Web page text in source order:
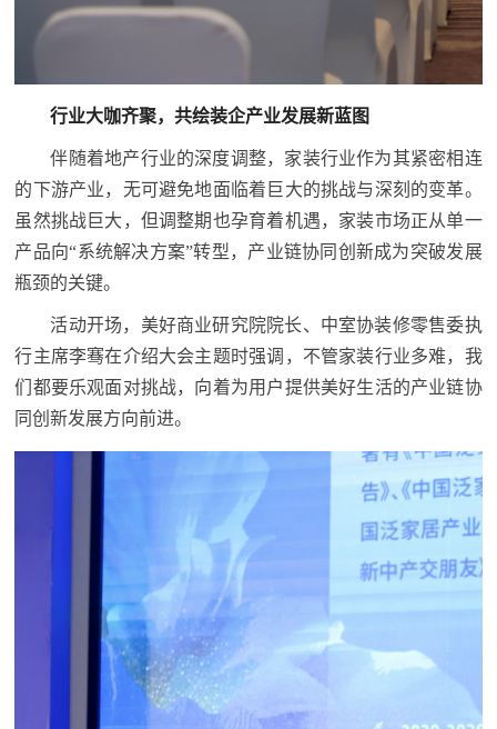
行业大咖齐聚，共绘装企产业发展新蓝图
伴随着地产行业的深度调整，家装行业作为其紧密相连
的下游产业，无可避免地面临着巨大的挑战与深刻的变革。
虽然挑战巨大，但调整期也孕育着机遇，家装市场正从单一
产品向“系统解决方案”转型，产业链协同创新成为突破发展
瓶颈的关键。
活动开场，美好商业研究院院长、中室协装修零售委执
行主席李骞在介绍大会主题时强调，不管家装行业多难，我
们都要乐观面对挑战，向着为用户提供美好生活的产业链协
同创新发展方向前进。